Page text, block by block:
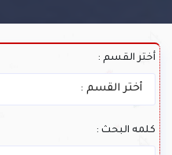
أختر القسم :
كلمه البحث :